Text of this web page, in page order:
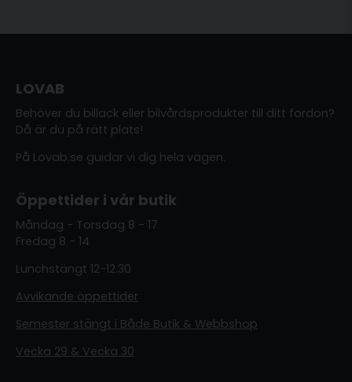
LOVAB
Behöver du billack eller bilvårdsprodukter till ditt fordon?
Då är du på rätt plats!
På Lovab.se guidar vi dig hela vägen.
Öppettider i vår butik
Måndag - Torsdag 8 - 17
Fredag 8 - 14
Lunchstängt 12-12.30
Avvikande öppettider
Semester stängt i Både Butik & Webbshop
Vecka 29 & Vecka 30